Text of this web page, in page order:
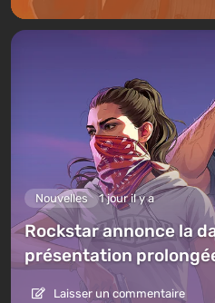
Nouvelles 1 jour il y a
Rockstar annonce la
présentation
Laisser un commentaire